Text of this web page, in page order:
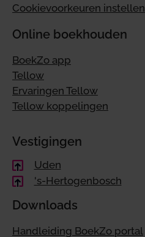
Cookievoorkeuren instellen
Online boekhouden
BoekZo app
Tellow
Ervaringen Tellow
Tellow koppelingen
Vestigingen
Uden
's-Hertogenbosch
Downloads
Handleiding BoekZo portal